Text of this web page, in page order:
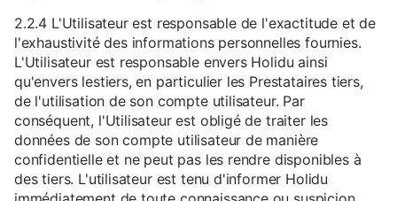
2.2.4 L'Utilisateur est responsable de l'exactitude et de
l'exhaustivité des informations personnelles fournies.
L'Utilisateur est responsable envers Holidu ainsi
qu'envers lestiers, en particulier les Prestataires tiers,
de l'utilisation de son compte utilisateur. Par
conséquent, l'Utilisateur est obligé de traiter les
données de son compte utilisateur de manière
confidentielle et ne peut pas les rendre disponibles à
des tiers. L'utilisateur est tenu d'informer Holidu